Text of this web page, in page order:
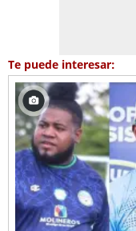
Te puede interesar: